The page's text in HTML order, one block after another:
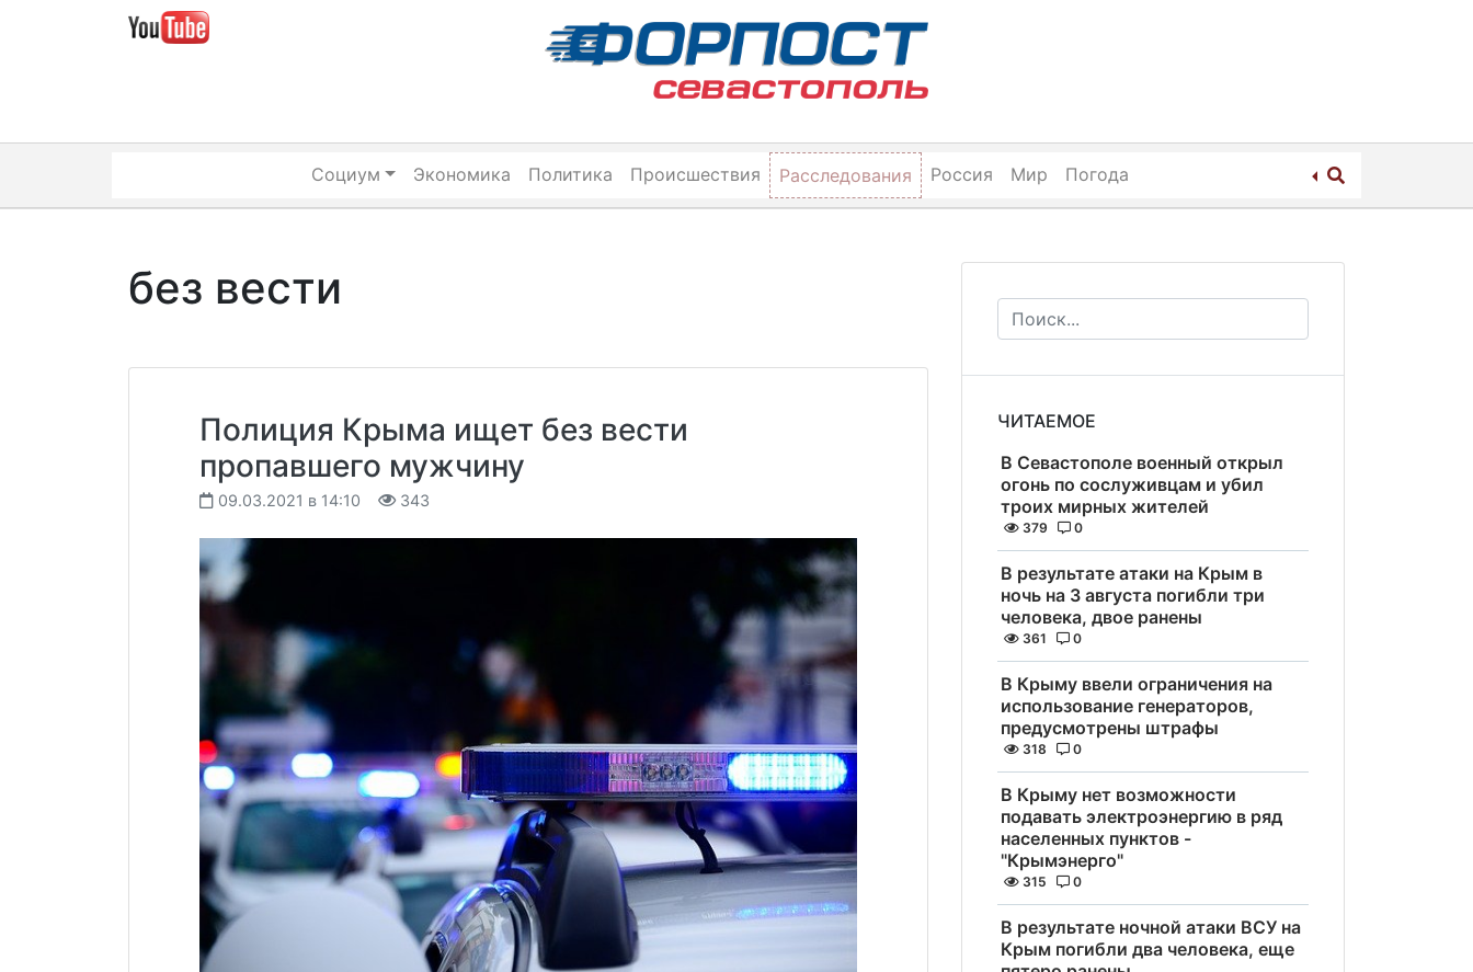
Социум Экономика Политика Происшествия Расследования Россия Мир Погода
без вести
Полиция Крыма ищет без вести
пропавшего мужчину
09.03.2021 в 14:10 343
ЧИТАЕМОЕ
В Севастополе военный открыл
огонь по сослуживцам и убил
троих мирных жителей
379 0
В результате атаки на Крым в
ночь на 3 августа погибли три
человека, двое ранены
361 0
В Крыму ввели ограничения на
использование генераторов,
предусмотрены штрафы
318 0
В Крыму нет возможности
подавать электроэнергию в ряд
населенных пунктов -
"Крымэнерго"
315 0
В результате ночной атаки ВСУ на
Крым погибли два человека, еще